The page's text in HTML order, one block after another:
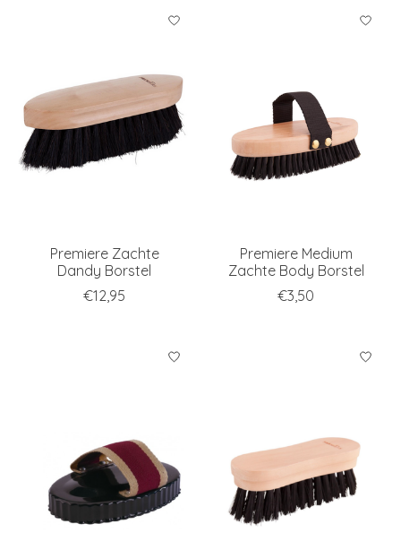
Premiere Zachte
Dandy Borstel
€12,95
Premiere Medium
Zachte Body Borstel
€3,50